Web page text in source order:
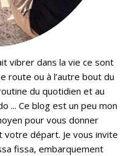
vibrer dans la vie ce sont
route ou à l’autre bout du
du quotidien et au
... Ce blog est un peu mon
pour vous donner
votre départ. Je vous invite
fissa, embarquement